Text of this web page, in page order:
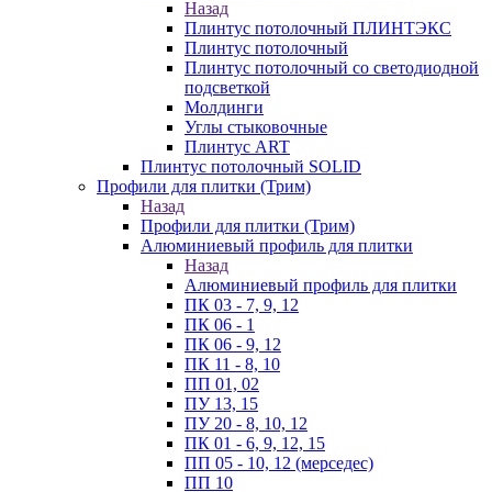
Назад
Плинтус потолочный ПЛИНТЭКС
Плинтус потолочный
Плинтус потолочный со светодиодной
подсветкой
Молдинги
Углы стыковочные
Плинтус ART
Плинтус потолочный SOLID
Профили для плитки (Трим)
Назад
Профили для плитки (Трим)
Алюминиевый профиль для плитки
Назад
Алюминиевый профиль для плитки
ПК 03 - 7, 9, 12
ПК 06 - 1
ПК 06 - 9, 12
ПК 11 - 8, 10
ПП 01, 02
ПУ 13, 15
ПУ 20 - 8, 10, 12
ПК 01 - 6, 9, 12, 15
ПП 05 - 10, 12 (мерседес)
ПП 10